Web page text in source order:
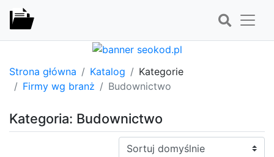
Strona główna Katalog
Kategorie
Firmy wg branż
Budownictwo
Kategoria: Budownictwo
Sortuj: